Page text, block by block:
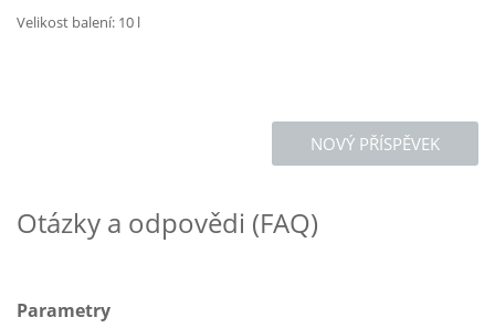
Velikost balení: 10 l
NOVÝ PŘÍSPĚVEK
Otázky a odpovědi (FAQ)
Parametry